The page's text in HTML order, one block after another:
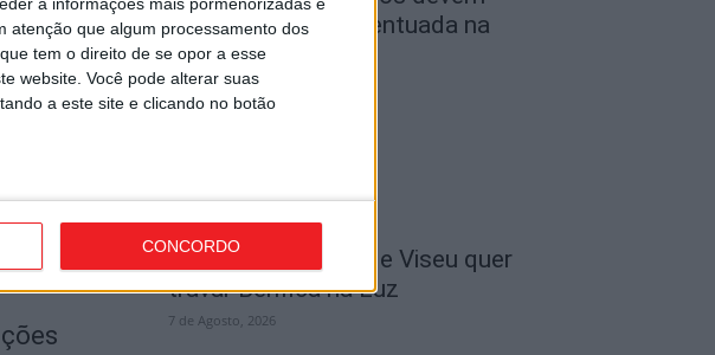
atenção que algum processamento dos
tem o direito de se opor a esse
website. Você pode alterar suas
a este site e clicando no botão
CONCORDO
até
baixar de forma acentuada na
próxima semana
7 de Agosto, 2026
I Liga: Académico de Viseu quer
travar Benfica na Luz
7 de Agosto, 2026